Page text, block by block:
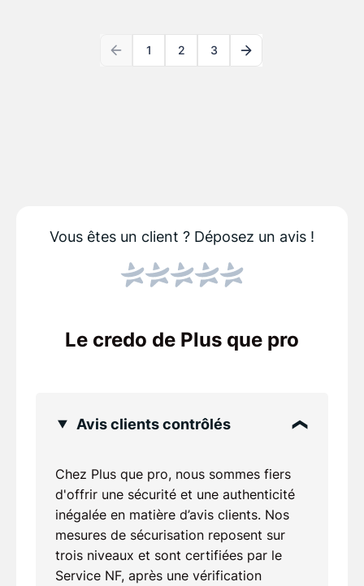
1 2 3
Vous êtes un client ? Déposez un avis !
Le credo de Plus que pro
Avis clients contrôlés
Chez Plus que pro, nous sommes fiers
d'offrir une sécurité et une authenticité
inégalée en matière d’avis clients. Nos
mesures de sécurisation reposent sur
trois niveaux et sont certifiées par le
Service NF, après une vérification